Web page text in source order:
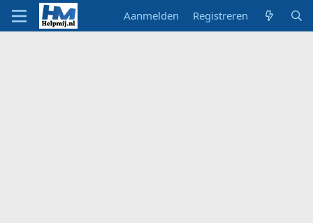
Aanmelden Registreren